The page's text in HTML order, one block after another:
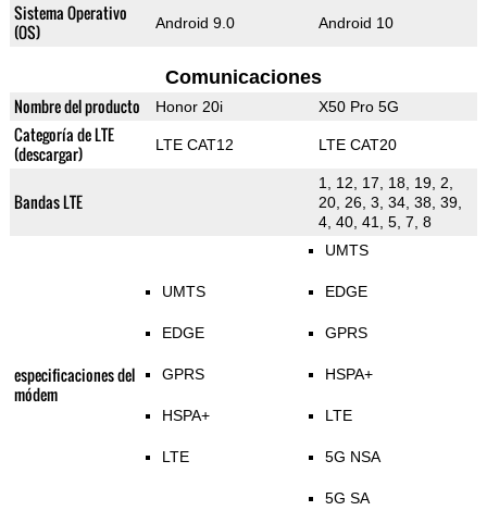
Sistema Operativo
(OS)
Android 9.0 Android 10
Comunicaciones
Nombre del producto Honor 20i X50 Pro 5G
Categoría de LTE
(descargar)
LTE CAT12 LTE CAT20
Bandas LTE
1, 12, 17, 18, 19, 2,
20, 26, 3, 34, 38, 39,
4, 40, 41, 5, 7, 8
especificaciones del
módem
UMTS
EDGE
GPRS
HSPA+
LTE
UMTS
EDGE
GPRS
HSPA+
LTE
5G NSA
5G SA